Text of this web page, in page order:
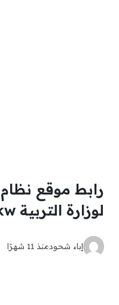
رابط موقع
لوزارة التربية sso.moe.edu.kw
إباء شحودمنذ 11 شهرًا